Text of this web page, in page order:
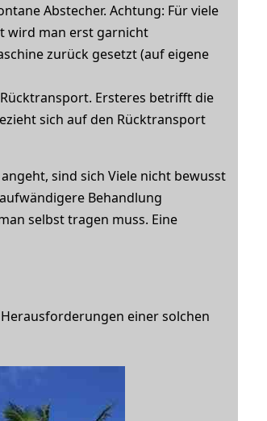
Abstecher. Achtung: Für viele
wird man erst garnicht
zurück gesetzt (auf eigene
Ersteres betrifft die
sich auf den Rücktransport
sind sich Viele nicht bewusst
Behandlung
selbst tragen muss. Eine
einer solchen